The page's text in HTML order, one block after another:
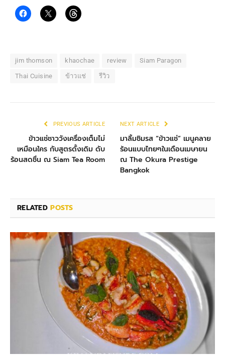
jim thomson khaochae review Siam Paragon
Thai Cuisine ข้าวแช่ รีวิว
PREVIOUS ARTICLE
ข้าวแช่ชาววังเครื่องเต็มไม่
เหมือนใคร กับสูตรดั้งเดิม ดับ
ร้อนสดชื่น ณ Siam Tea Room
NEXT ARTICLE
มาลิ้มชิมรส “ข้าวแช่” เมนูคลาย
ร้อนแบบไทยๆในเดือนเมษายน
ณ The Okura Prestige
Bangkok
RELATEDPOSTS